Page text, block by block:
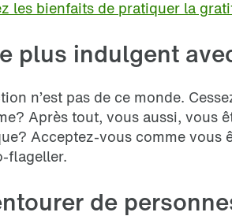
les bienfaits de pratiquer la
plus indulgent
n’est pas de ce monde.
Après tout, vous aussi, vous
Acceptez-vous comme vous
flageller.
de